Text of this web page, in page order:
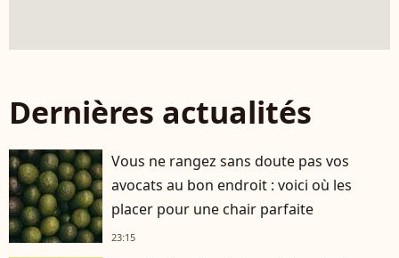
Dernières actualités
Vous ne rangez sans doute pas vos
avocats au bon endroit : voici où les
placer pour une chair parfaite
23:15